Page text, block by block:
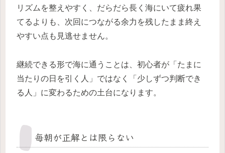
リズムを整えやすく、だらだら長く海にいて疲れ果
てるよりも、次回につながる余力を残したまま終え
やすい点も見逃せません。
継続できる形で海に通うことは、初心者が「たまに
当たりの日を引く人」ではなく「少しずつ判断でき
る人」に変わるための土台になります。
毎朝が正解とは限らない